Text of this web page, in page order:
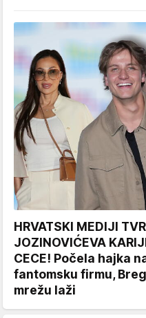
HRVATSKI MEDIJI
JOZINOVIĆEVA
CECE! Počela hajka
fantomsku firmu,
mrežu laži